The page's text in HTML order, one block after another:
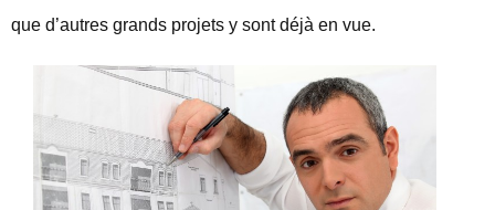
que d’autres grands projets y sont déjà en vue.